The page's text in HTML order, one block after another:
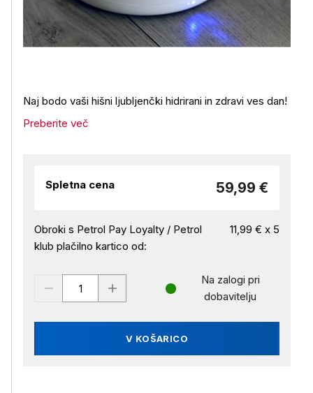
Naj bodo vaši hišni ljubljenčki hidrirani in zdravi ves dan!
Preberite več
Spletna cena 59,99 €
Obroki s Petrol Pay Loyalty / Petrol
klub plačilno kartico od:
11,99 € x 5
V KOŠARICO
Na zalogi pri
dobavitelju